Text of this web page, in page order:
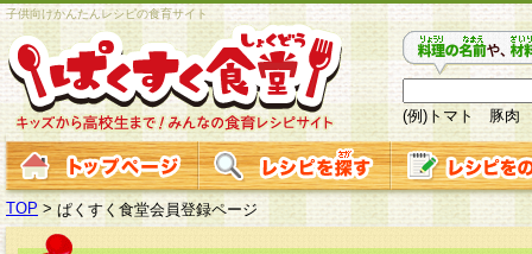
子供向けかんたんレシピの食育サイト
(例)トマト 豚肉
TOP > ぱくすく食堂会員登録ページ